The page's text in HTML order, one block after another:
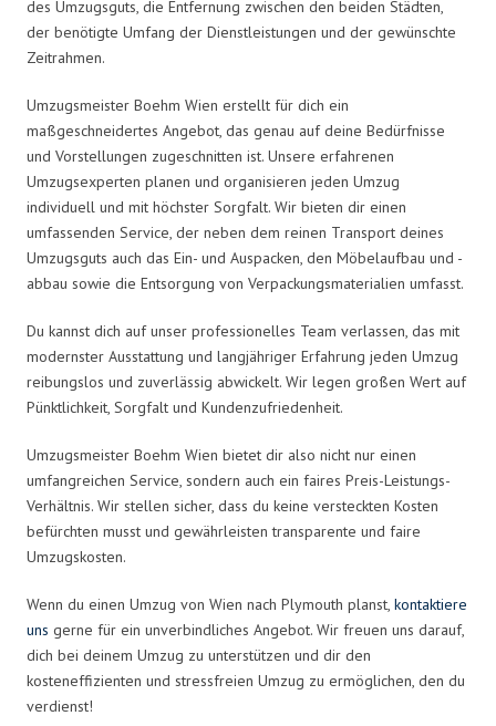
des Umzugsguts, die Entfernung zwischen den beiden Städten,
der benötigte Umfang der Dienstleistungen und der gewünschte
Zeitrahmen.
Umzugsmeister Boehm Wien erstellt für dich ein
maßgeschneidertes Angebot, das genau auf deine Bedürfnisse
und Vorstellungen zugeschnitten ist. Unsere erfahrenen
Umzugsexperten planen und organisieren jeden Umzug
individuell und mit höchster Sorgfalt. Wir bieten dir einen
umfassenden Service, der neben dem reinen Transport deines
Umzugsguts auch das Ein- und Auspacken, den Möbelaufbau und -
abbau sowie die Entsorgung von Verpackungsmaterialien umfasst.
Du kannst dich auf unser professionelles Team verlassen, das mit
modernster Ausstattung und langjähriger Erfahrung jeden Umzug
reibungslos und zuverlässig abwickelt. Wir legen großen Wert auf
Pünktlichkeit, Sorgfalt und Kundenzufriedenheit.
Umzugsmeister Boehm Wien bietet dir also nicht nur einen
umfangreichen Service, sondern auch ein faires Preis-Leistungs-
Verhältnis. Wir stellen sicher, dass du keine versteckten Kosten
befürchten musst und gewährleisten transparente und faire
Umzugskosten.
Wenn du einen Umzug von Wien nach Plymouth planst, kontaktiere
uns gerne für ein unverbindliches Angebot. Wir freuen uns darauf,
dich bei deinem Umzug zu unterstützen und dir den
kosteneffizienten und stressfreien Umzug zu ermöglichen, den du
verdienst!